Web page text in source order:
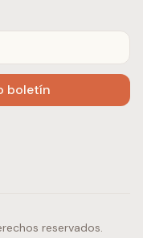
boletín
reservados.